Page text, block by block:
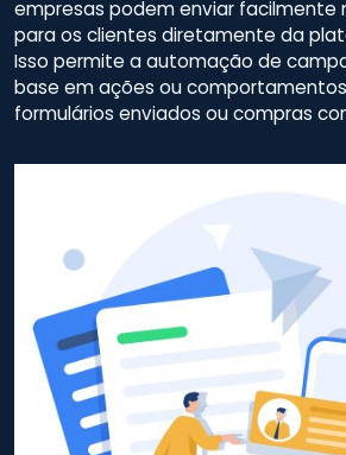
empresas podem enviar facilmente
para os clientes diretamente da
Isso permite a automação de
base em ações ou
formulários enviados ou compras